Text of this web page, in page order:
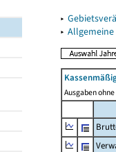
▸
▸
Ausgaben